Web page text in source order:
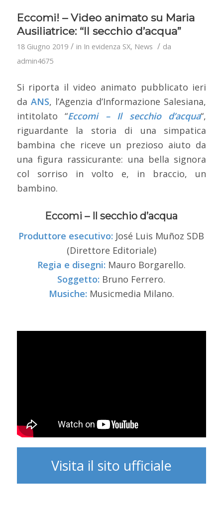
Eccomi! – Video animato su Maria
Ausiliatrice: “Il secchio d’acqua”
18 Giugno 2019 / in In evidenza SX, News / da
admin4675
Si riporta il video animato pubblicato ieri
da ANS, l’Agenzia d’Informazione Salesiana,
intitolato “Eccomi – Il secchio d’acqua“,
riguardante la storia di una simpatica
bambina che riceve un prezioso aiuto da
una figura rassicurante: una bella signora
col sorriso in volto e, in braccio, un
bambino.
Eccomi – Il secchio d’acqua
Produttore esecutivo: José Luis Muñoz SDB
(Direttore Editoriale)
Regia e disegni: Mauro Borgarello.
Soggetto: Bruno Ferrero.
Musiche: Musicmedia Milano.
Visita il sito ufficiale